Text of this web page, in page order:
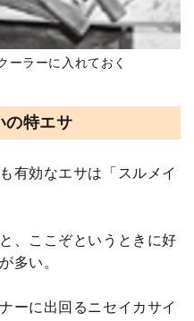
ーラーに入れておく
の特エサ
有効なエサは「スルメイ
、ここぞというときに好
多い。
ーに出回るニセイカサイ